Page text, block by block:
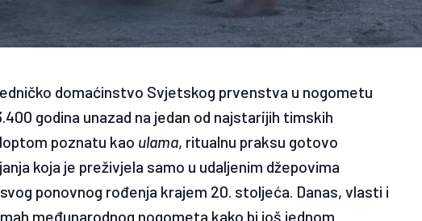
domaćinstvo Svjetskog prvenstva u nogometu
godina unazad na jedan od najstarijih timskih
poznatu kao ulama, ritualnu praksu gotovo
koja je preživjela samo u udaljenim džepovima
ponovnog rođenja krajem 20. stoljeća. Danas, vlasti i
međunarodnog nogometa kako bi još jednom